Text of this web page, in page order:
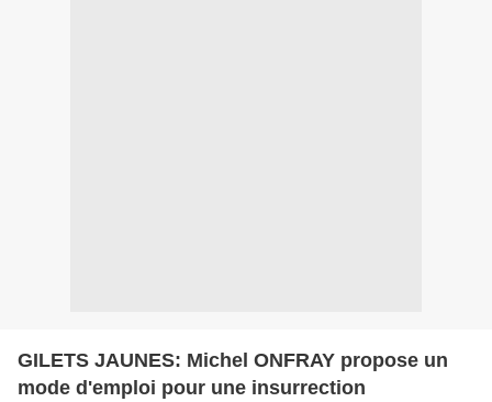
GILETS JAUNES: Michel ONFRAY propose un
mode d'emploi pour une insurrection